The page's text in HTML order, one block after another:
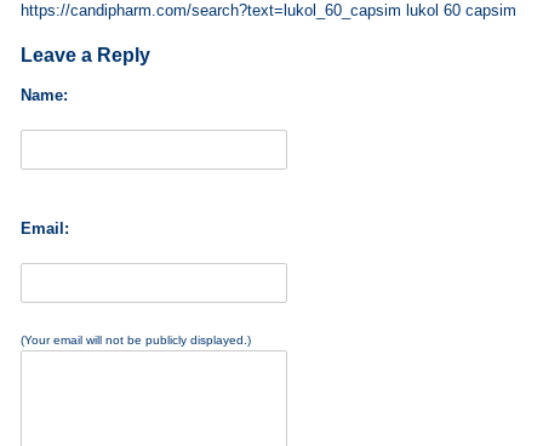
https://candipharm.com/search?text=lukol_60_capsim lukol 60 capsim
Leave a Reply
Name:
Email:
(Your email will not be publicly displayed.)